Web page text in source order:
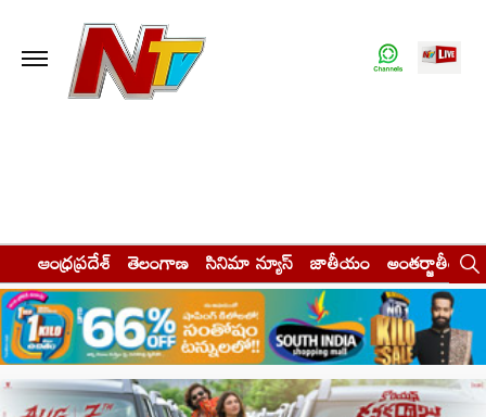
ఆంధ్రప్రదేశ్ తెలంగాణ సినిమా న్యూస్ జాతీయం అంతర్జాతీయం